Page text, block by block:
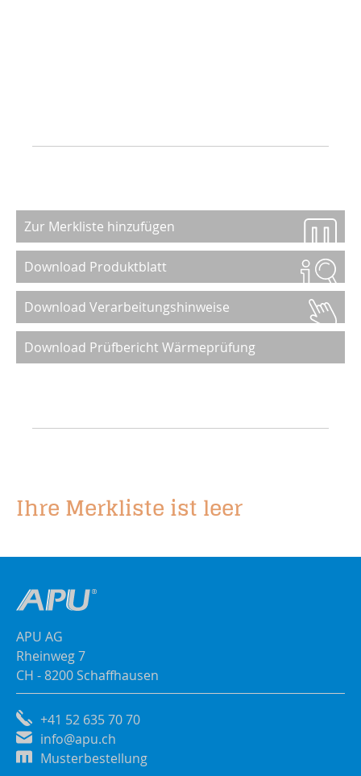
Zur Merkliste hinzufügen
Download Produktblatt
Download Verarbeitungshinweise
Download Prüfbericht Wärmeprüfung
Ihre Merkliste ist leer
APU AG
Rheinweg 7
CH - 8200 Schaffhausen
+41 52 635 70 70
info@apu.ch
Musterbestellung